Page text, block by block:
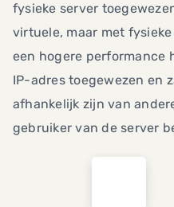
fysieke server
virtuele, maar met
een hogere performance
IP-adres toegewezen en
afhankelijk zijn van
gebruiker van de server